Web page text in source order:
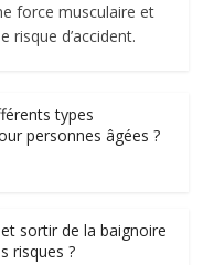
force musculaire et
risque d’accident.
types
personnes âgées ?
sortir de la baignoire
risques ?